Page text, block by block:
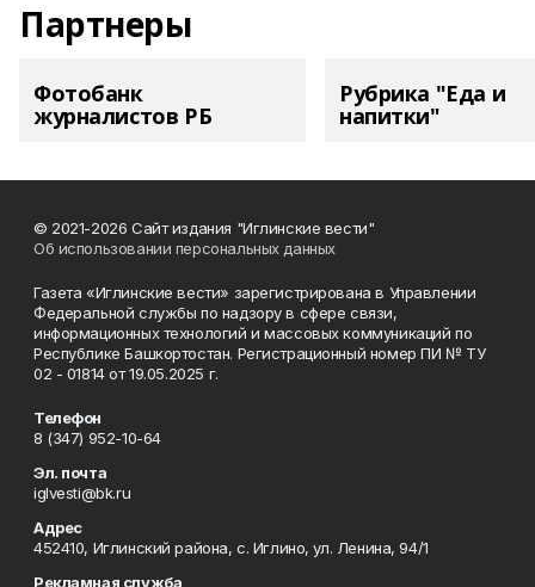
Партнеры
Фотобанк
журналистов РБ
Рубрика "Еда и
напитки"
© 2021-2026 Сайт издания "Иглинские вести"
Об использовании персональных данных
Газета «Иглинские вести» зарегистрирована в Управлении
Федеральной службы по надзору в сфере связи,
информационных технологий и массовых коммуникаций по
Республике Башкортостан. Регистрационный номер ПИ № ТУ
02 - 01814 от 19.05.2025 г.
Телефон
8 (347) 952-10-64
Эл. почта
iglvesti@bk.ru
Адрес
452410, Иглинский района, с. Иглино, ул. Ленина, 94/1
Рекламная служба